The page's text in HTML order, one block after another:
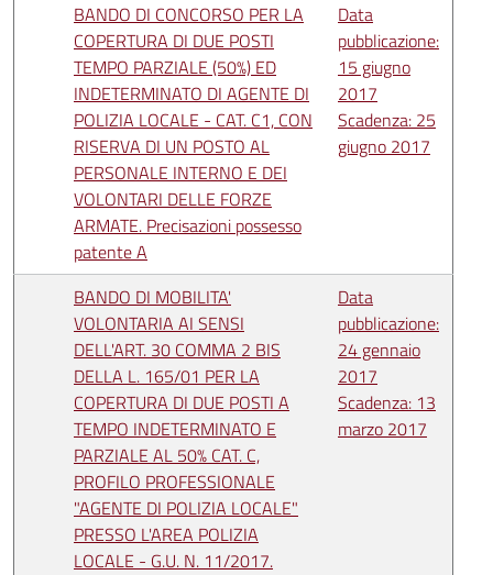
BANDO DI CONCORSO PER LA
COPERTURA DI DUE POSTI
TEMPO PARZIALE (50%) ED
INDETERMINATO DI AGENTE DI
POLIZIA LOCALE - CAT. C1, CON
RISERVA DI UN POSTO AL
PERSONALE INTERNO E DEI
VOLONTARI DELLE FORZE
ARMATE. Precisazioni possesso
patente A
Data
pubblicazione:
15 giugno
2017
Scadenza: 25
giugno 2017
BANDO DI MOBILITA'
VOLONTARIA AI SENSI
DELL'ART. 30 COMMA 2 BIS
DELLA L. 165/01 PER LA
COPERTURA DI DUE POSTI A
TEMPO INDETERMINATO E
PARZIALE AL 50% CAT. C,
PROFILO PROFESSIONALE
"AGENTE DI POLIZIA LOCALE"
PRESSO L'AREA POLIZIA
LOCALE - G.U. N. 11/2017.
Data
pubblicazione:
24 gennaio
2017
Scadenza: 13
marzo 2017